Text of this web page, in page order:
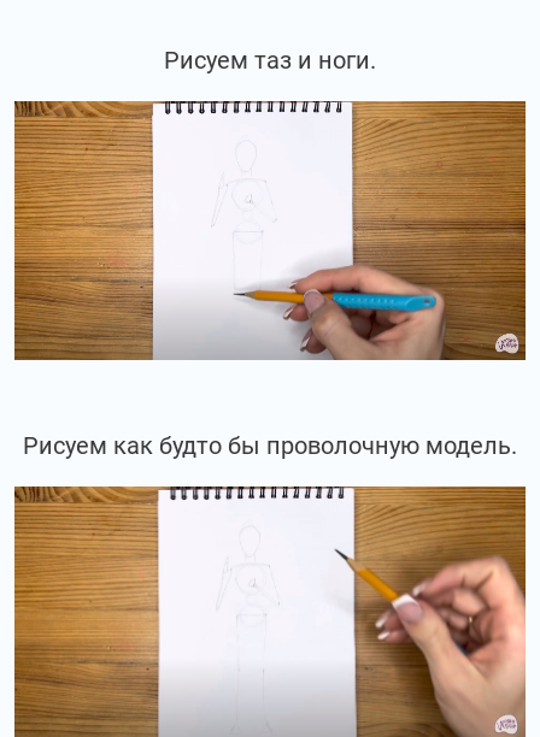
Рисуем таз и ноги.
Рисуем как будто бы проволочную модель.